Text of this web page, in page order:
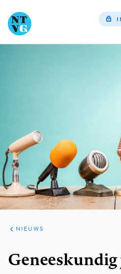
ARTIKELEN
HET
KORT
NIEUWS